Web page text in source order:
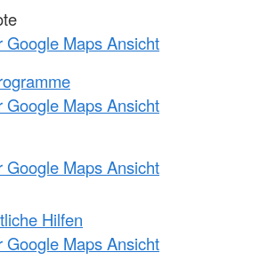
Google Maps Ansicht
Google Maps Ansicht
Google Maps Ansicht
Hilfen
Google Maps Ansicht